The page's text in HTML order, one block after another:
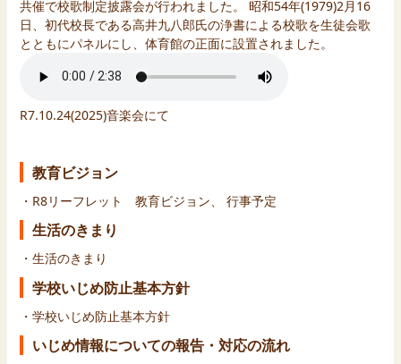
共催で校歌制定披露会が行われました。 昭和54年(1979)2月16
日、初代校長である高井九八郎氏の浄書による校歌を生徒会歌
とともにパネルにし、体育館の正面に設置されました。
R7.10.24(2025)音楽会にて
教育ビジョン
・R8リーフレット 教育ビジョン 行事予定
生活のきまり
・ 生活のきまり
学校いじめ防止基本方針
・ 学校いじめ防止基本方針
いじめ情報についての報告・対応の流れ